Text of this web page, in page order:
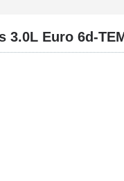
3.0L Euro 6d-